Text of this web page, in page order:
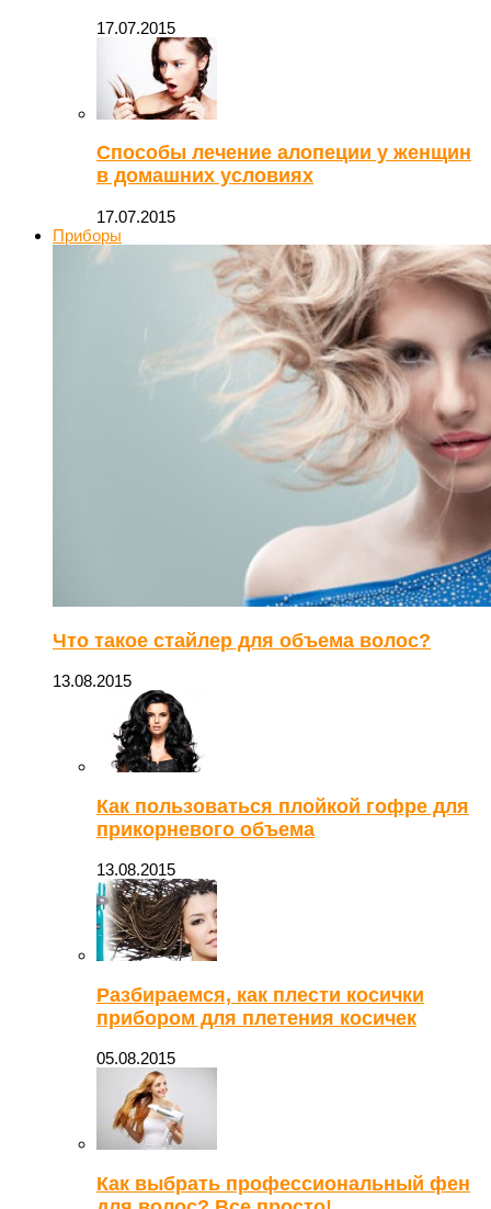
17.07.2015
Способы лечение алопеции у женщин
в домашних условиях
17.07.2015
Приборы
Что такое стайлер для объема волос?
13.08.2015
Как пользоваться плойкой гофре для
прикорневого объема
13.08.2015
Разбираемся, как плести косички
прибором для плетения косичек
05.08.2015
Как выбрать профессиональный фен